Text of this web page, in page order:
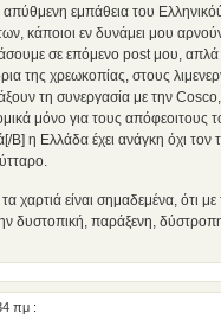
εμπάθεια του Ελληνικόύ
κάποιοι εν δυνάμει μου
σε επόμενο post μου,
της χρεωκοπίας, στους
τη συνεργασία με την
μόνο για τους
B] η Ελλάδα έχει ανάγκη όχι τον
χαρτιά είναι σημαδεμένα, ότι
δυστοπική, παράξενη,
πμ :